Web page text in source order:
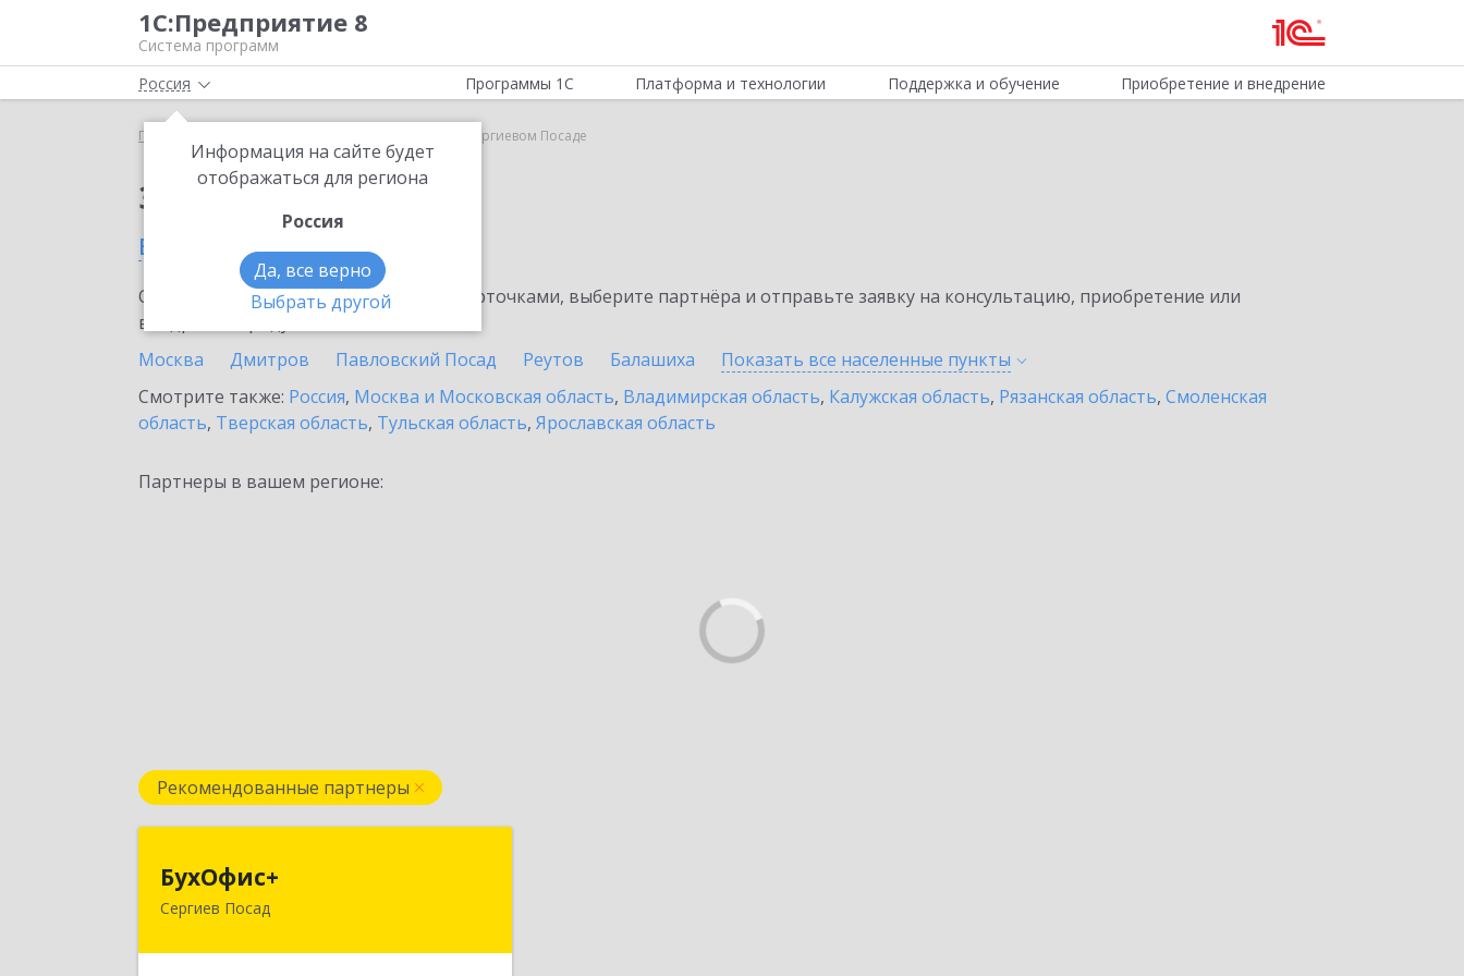
1С:Предприятие 8
Система программ
Россия
Информация на сайте будет
отображаться для региона
Россия
Да, все верно
Выбрать другой
Программы 1С Платформа и технологии Поддержка и обучение Приобретение и внедрение
Главная 1C-Store в Сергиевом Посаде
Заказать 1C-Store
в Сергиевом Посаде
Ознакомьтесь с информационными карточками, выберите партнёра и отправьте заявку на консультацию, приобретение или
внедрение продукта.
Москва
Дмитров Павловский Посад Реутов Балашиха Показать все населенные пункты
Смотрите также: Россия, Москва и Московская область, Владимирская область, Калужская область, Рязанская область, Смоленская
область, Тверская область, Тульская область, Ярославская область
Партнеры в вашем регионе:
Рекомендованные партнеры
БухОфис+
Сергиев Посад
141304, Московская обл, Сергиево-